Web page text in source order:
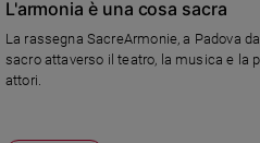
L'armonia è una cosa sacra
La rassegna SacreArmonie, a Padova
sacro attaverso il teatro, la musica e la
attori.